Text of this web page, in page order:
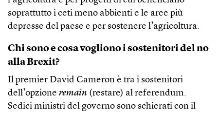
soprattutto i ceti meno abbienti e le aree più
depresse del paese e per sostenere l’agricoltura.
Chi sono e cosa vogliono i sostenitori del no
alla Brexit?
Il premier David Cameron è tra i sostenitori
dell’opzione remain (restare) al referendum.
Sedici ministri del governo sono schierati con il